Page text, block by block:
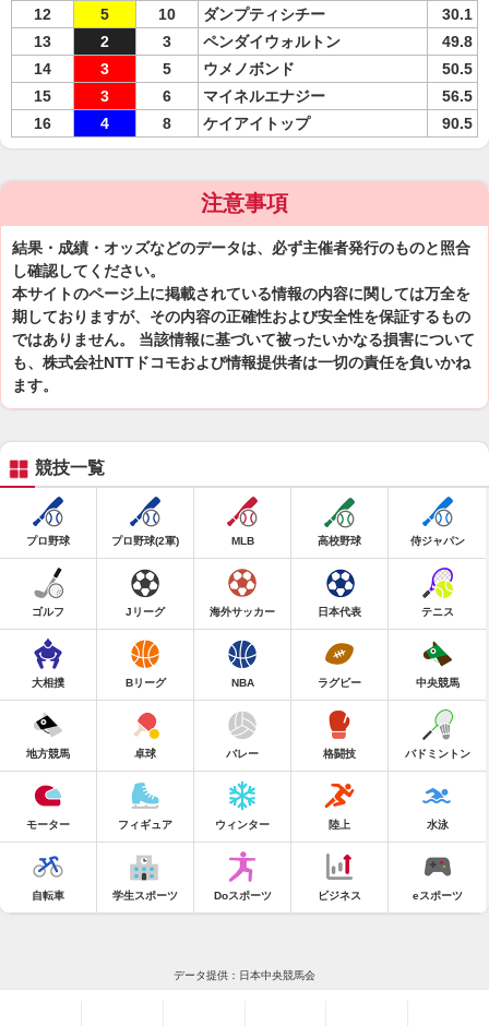
12
5 10 ダンプティシチー
30.1
13
2 3 ペンダイウォルトン
49.8
14
3 5 ウメノボンド
50.5
15
3 6 マイネルエナジー
56.5
16
4 8 ケイアイトップ 90.5
注意事項
結果・成績・オッズなどのデータは、必ず主催者発行のものと照合
し確認してください。
本サイトのページ上に掲載されている情報の内容に関しては万全を
期しておりますが、その内容の正確性および安全性を保証するもの
ではありません。 当該情報に基づいて被ったいかなる損害について
も、株式会社NTTドコモおよび情報提供者は一切の責任を負いかね
ます。
競技一覧
プロ野球 プロ野球(2軍) MLB 高校野球 侍ジャパン
ゴルフ Jリーグ 海外サッカー 日本代表 テニス
大相撲 Bリーグ NBA ラグビー 中央競馬
地方競馬 卓球 バレー 格闘技 バドミントン
モーター フィギュア ウィンター 陸上 水泳
自転車 学生スポーツ Doスポーツ ビジネス eスポーツ
データ提供：日本中央競馬会